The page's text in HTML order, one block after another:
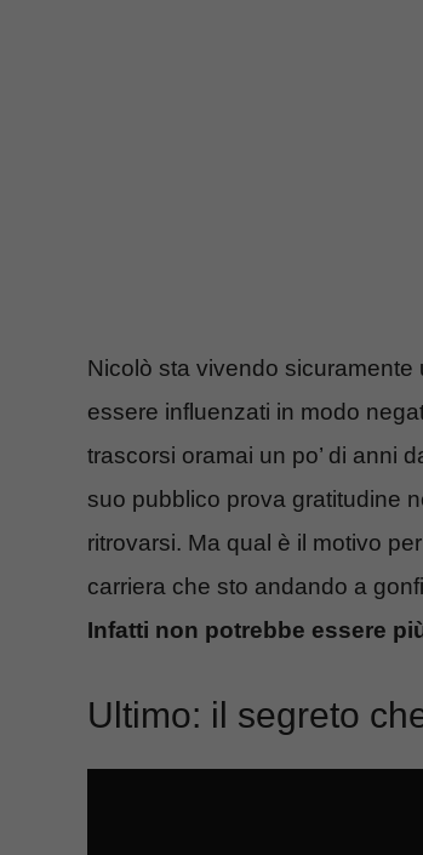
Nicolò sta vivendo
essere influenzati in modo
trascorsi oramai un po’ di anni
suo pubblico prova gratitudine
ritrovarsi. Ma qual è il motivo
carriera che sto andando a
Infatti non potrebbe essere
Ultimo: il segreto